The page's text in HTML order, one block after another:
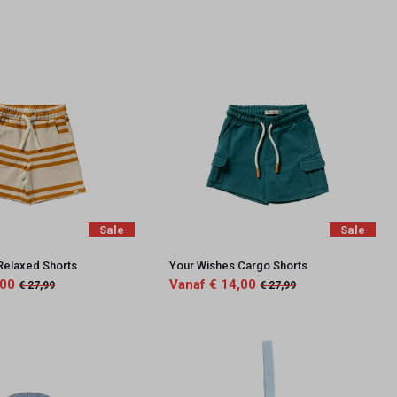
Sale
Shorts
€ 27,99
Sale
Your Wishes Cargo Shorts
Vanaf € 14,00 € 27,99